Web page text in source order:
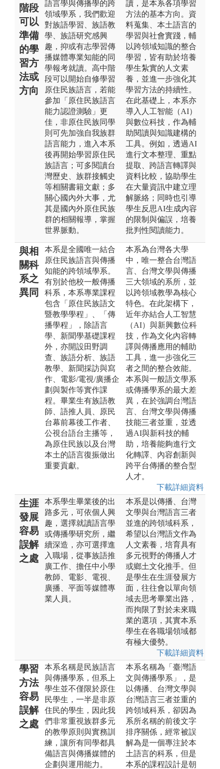
階段
可以
準備
的學
習方
法或
方向
語言學與傳播學的跨
領域學系，我們歡迎
對族語學習、族語教
學、族語研究感興
趣，抑或有志學習傳
播媒體專業知能的同
學報考就讀。高中階
段可以開始自修學習
原住民族語言，若能
參加「原住民族語言
能力認證測驗」更
佳，非原住民族同學
則可先加強自我族群
語言能力，進入本系
後再開始學習原住民
族語言；可多閱讀台
灣歷史、族群接觸史
等相關書籍文獻；多
關心國內外大事，尤
其是國內外原住民族
群的相關報導，掌握
世界脈動。
讀，是本系各項學習
方法的基本方向。資
料蒐集、本土語言的
學習與社會實踐，輔
以跨領域知識的整合
學習，皆有助於培養
學生紮實的人文素
養，並進一步強化其
學習方法的持續性。
在此基礎上，本系亦
導入人工智能（AI）
與數位科技，作為輔
助閱讀與知識建構的
工具。例如，透過AI
進行文本整理、重點
提取、跨語言轉譯與
資料比較，協助學生
在大量資訊中建立理
解脈絡；同時也引導
學生反思AI生成內容
的限制與偏誤，培養
批判性閱讀能力。
與相
關科
系之
異同
本系是全國唯一結合
原住民族語言與傳播
知能的跨領域學系。
有別於他校一般傳播
科系，本系專業課程
包含「原住民族語文
暨教學學程」、「傳
播學程」，除語言
學、新聞學基礎課程
外，亦開設田野調
查、族語分析、族語
教學、新聞採訪與寫
作、電影/電視/廣播企
劃與製作等實作課
程。畢業生有族語教
師、語推人員、原民
台幕前幕後工作者、
公視台語台主播等，
為原住民族以及台灣
本土的語言復振做出
重要貢獻。
本系為台灣各大學
中，唯一整合台灣語
言、台灣文學與傳播
三大領域的系所，並
以跨領域教學為核心
特色。在此架構下，
近年亦結合人工智慧
（AI）與新興數位科
技，作為文化內容轉
譯與傳播應用的輔助
工具，進一步強化三
者之間的整合效能。
本系與一般語文學系
或傳播學系的最大差
異，在於強調台灣語
言、台灣文學與傳播
技能三者並重，並透
過AI與新科技的輔
助，培養能夠進行文
化轉譯、內容創新與
跨平台傳播的整合型
人才。
下載詳細資料
生涯
發展
容易
誤解
之處
本系學生畢業後的出
路多元，可依個人興
趣，選擇就讀語言學
或傳播學研究所，繼
續深造，亦可選擇進
入職場，從事族語推
廣工作、擔任中小學
教師、電影、電視、
廣播、平面等媒體專
業人員。
本系是以傳播、台灣
文學與台灣語言三者
並進的跨領域科系，
希望以台灣語文作為
人文素養，培育具有
多元視野的傳播人才
或鄉土文化推手。但
是學生在生涯發展方
面，往往會以單向領
域去思考畢業出路，
而拘限了對於未來職
業的選項，其實本系
學生在各職場領域都
有極大優勢。
下載詳細資料
學習
方法
容易
誤解
之處
本系名稱是民族語言
與傳播學系，但系上
學生並不僅限於原住
民學生，一半是非原
住民的學生，因此我
們非常重視族群多元
的教學原則與實務訓
練，讓所有同學都具
備語言與傳播媒體的
企劃與運用能力。
本系名稱為「臺灣語
文與傳播學系」，是
以傳播、台灣文學與
台灣語言三者並重的
跨領域科系，卻因為
系所名稱的前後文字
排序關係，經常被誤
解為是一個專注於本
土語言的科系，但是
本系的課程設計是朝